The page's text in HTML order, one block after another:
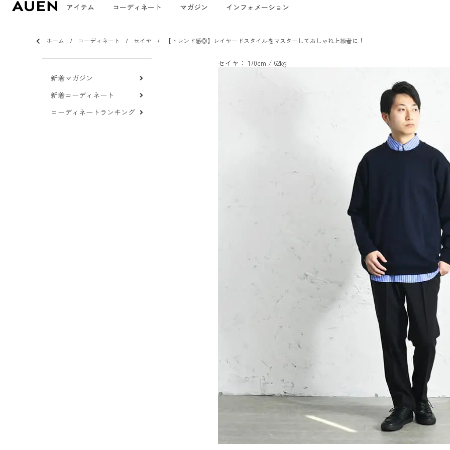
アイテム コーディネート マガジン インフォメーション
ホーム コーディネート セイヤ 【トレンド感◎】レイヤードスタイルをマスターしておしゃれ上級者に！
新着マガジン
新着コーディネート
コーディネートランキング
セイヤ： 170cm / 62kg